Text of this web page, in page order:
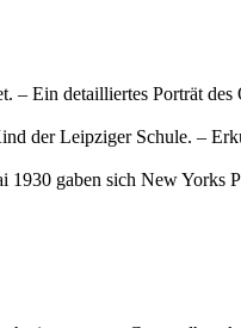
– Ein detailliertes Porträt des
der Leipziger Schule. –
gaben sich New Yorks